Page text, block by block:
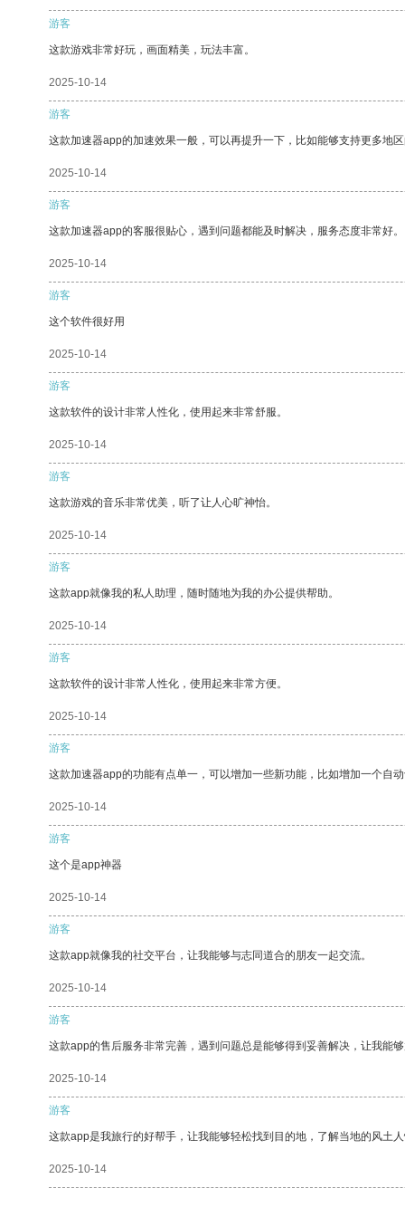
游客
这款游戏非常好玩，画面精美，玩法丰富。
2025-10-14
游客
这款加速器app的加速效果一般，可以再提升一下，比如能够支持更多地区
2025-10-14
游客
这款加速器app的客服很贴心，遇到问题都能及时解决，服务态度非常好。
2025-10-14
游客
这个软件很好用
2025-10-14
游客
这款软件的设计非常人性化，使用起来非常舒服。
2025-10-14
游客
这款游戏的音乐非常优美，听了让人心旷神怡。
2025-10-14
游客
这款app就像我的私人助理，随时随地为我的办公提供帮助。
2025-10-14
游客
这款软件的设计非常人性化，使用起来非常方便。
2025-10-14
游客
这款加速器app的功能有点单一，可以增加一些新功能，比如增加一个自动
2025-10-14
游客
这个是app神器
2025-10-14
游客
这款app就像我的社交平台，让我能够与志同道合的朋友一起交流。
2025-10-14
游客
这款app的售后服务非常完善，遇到问题总是能够得到妥善解决，让我能够
2025-10-14
游客
这款app是我旅行的好帮手，让我能够轻松找到目的地，了解当地的风土人
2025-10-14